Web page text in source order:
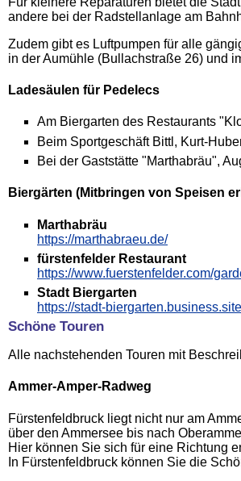
andere bei der Radstellanlage am
Zudem gibt es Luftpumpen für alle
in der Aumühle (Bullachstraße 26) und
Ladesäulen für Pedelecs
Am Biergarten des Restaurants
Beim Sportgeschäft Bittl, Kurt-
Bei der Gaststätte "Marthabräu",
Biergärten (Mitbringen von Speisen
Marthabräu
https://marthabraeu.de/
fürstenfelder Restaurant
https://www.fuerstenfelder.com/
Stadt Biergarten
https://stadt-
Schöne Touren
Alle nachstehenden Touren mit
Ammer-Amper-Radweg
Fürstenfeldbruck liegt nicht nur am
über den Ammersee bis nach
Hier können Sie sich für eine Richtung
In Fürstenfeldbruck können Sie die